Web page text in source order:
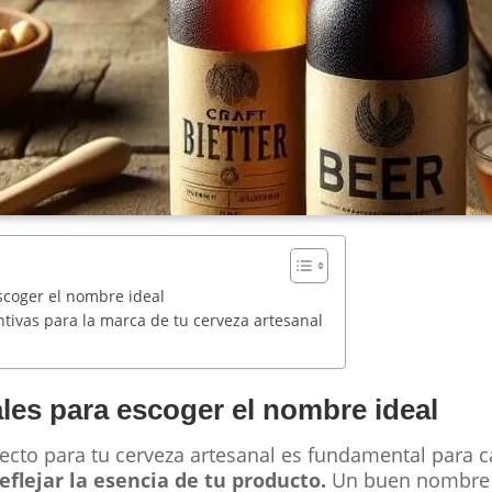
el nombre ideal
para la marca de tu cerveza artesanal
para escoger el nombre ideal
para tu cerveza artesanal es fundamental para
la esencia de tu producto. Un buen